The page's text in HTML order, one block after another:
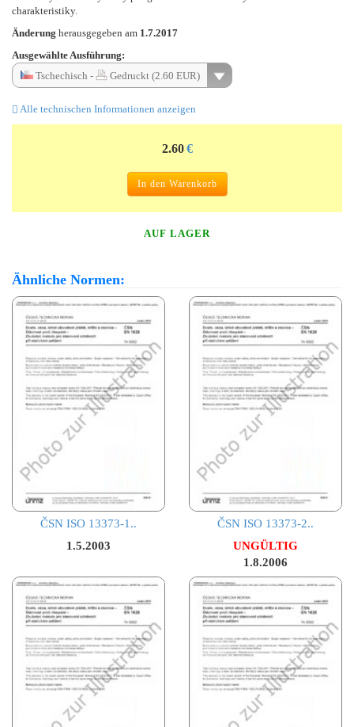
charakteristiky.
Änderung herausgegeben am 1.7.2017
Ausgewählte Ausführung:
Tschechisch -
Gedruckt (2.60 EUR)
Alle technischen Informationen anzeigen
2.60 €
In den Warenkorb
AUF LAGER
Ähnliche Normen:
ČSN ISO 13373-1..
1.5.2003
ČSN ISO 13373-2..
UNGÜLTIG
1.8.2006